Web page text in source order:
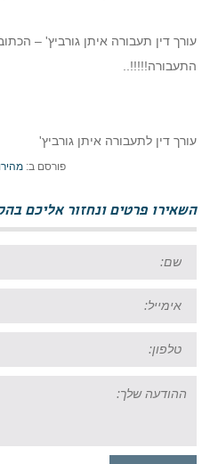
עורך דין תעבורה איתן גורביץ' –
התעבורה!!!!!..
עורך דין לתעבורה איתן גורביץ'
פורסם ב:
השאירו פרטים ונחזור אליכם
שלך: